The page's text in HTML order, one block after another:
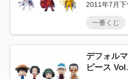
2011年7月下
一番くじ
デフォル
ピース